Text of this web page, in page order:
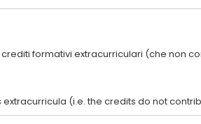
formativi extracurriculari (che non